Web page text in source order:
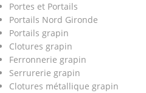
Portes et Portails
Portails Nord Gironde
Portails grapin
Clotures grapin
Ferronnerie grapin
Serrurerie grapin
Clotures métallique grapin